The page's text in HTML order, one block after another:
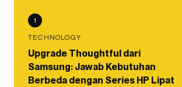
1
TECHNOLOGY
Upgrade Thoughtful dari
Samsung: Jawab Kebutuhan
Berbeda dengan Series HP Lipat